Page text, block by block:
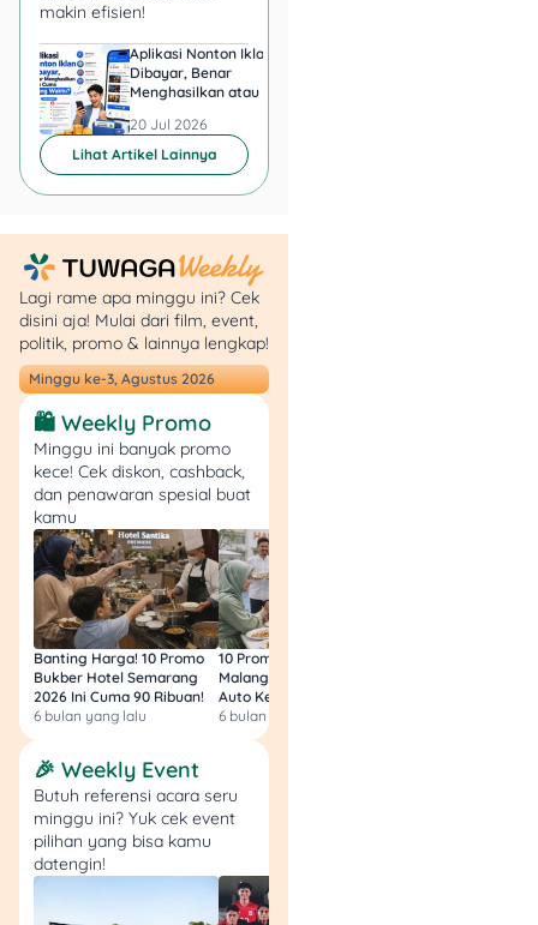
Kamu pinjam Rp5 juta
selama 6 bulan
Bunga = 2% x 6 x
Rp5.000.000 =
Rp600.000
dibayar: Rp5.600.000
Cicilan per bulan:
Rp933.333
Flat dan transparan, kan?
Tips Biar Pinjaman di
SeaBank Cepat
Disetujui
SeaBank secara
aktif: Rajin transfer,
nabung, atau isi
saldo bisa bantu
ningkatin skor kamu
di mata sistem.
Isi data diri dengan
lengkap dan jujur:
Jangan sampai ada
kesalahan, apalagi di
bagian KTP dan info
pekerjaan.
Ajukan nominal
sesuai kemampuan:
Jangan langsung
makin efisien!
Aplikasi Nonton Iklan
Dibayar, Benar
Menghasilkan atau Cuma
20 Jul 2026
Lihat Artikel Lainnya
Lagi rame apa minggu ini? Cek
disini aja! Mulai dari film, event,
politik, promo & lainnya lengkap!
Minggu ke-3, Agustus 2026
🛍️ Weekly Promo
Minggu ini banyak promo
kece! Cek diskon, cashback,
dan penawaran spesial buat
kamu
Banting Harga! 10 Promo
Bukber Hotel Semarang
2026 Ini Cuma 90 Ribuan!
6 bulan yang lalu
10 Promo Bukber Hotel
Malang 2026: Start 75rb,
Auto Kenyang!
6 bulan yang lalu
🎉 Weekly Event
Butuh referensi acara seru
minggu ini? Yuk cek event
pilihan yang bisa kamu
datengin!